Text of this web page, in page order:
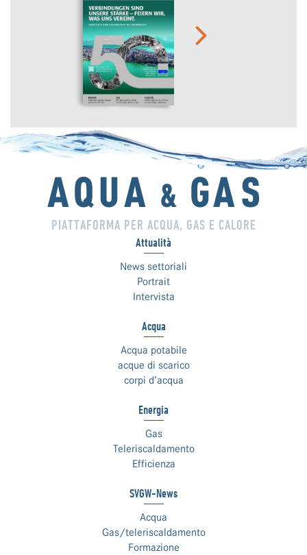
PIATTAFORMA PER ACQUA, GAS E CALORE
Attualità
News settoriali
Portrait
Intervista
Acqua
Acqua potabile
acque di scarico
corpi d’acqua
Energia
Gas
Teleriscaldamento
Efficienza
SVGW-News
Acqua
Gas/teleriscaldamento
Formazione